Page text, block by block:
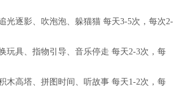
光逐影、吹泡泡、躲猫猫 每天3-5次，每次2-
玩具、指物引导、音乐停走 每天2-3次，每
木高塔、拼图时间、听故事 每天1-2次，每